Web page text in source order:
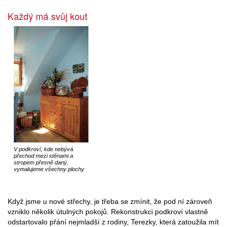
Každý má svůj kout
V podkroví, kde nebývá
přechod mezi stěnami a
stropem přesně daný,
vymalujeme všechny plochy
Když jsme u nové střechy, je třeba se zmínit, že pod ní zároveň
vzniklo několik útulných pokojů. Rekonstrukci podkroví vlastně
odstartovalo přání nejmladší z rodiny, Terezky, která zatoužila mít